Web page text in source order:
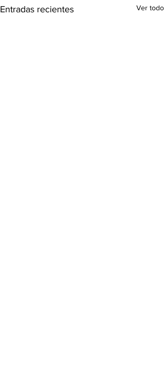
Entradas recientes Ver todo